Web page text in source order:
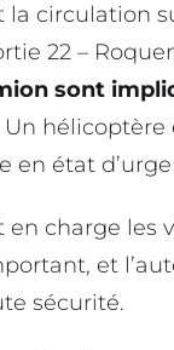
circulation
22 –
sont
en état
charge les
et
sécurité.